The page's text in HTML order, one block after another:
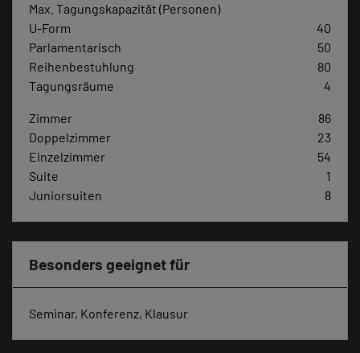
Max. Tagungskapazität (Personen)
U-Form
40
Parlamentarisch
50
Reihenbestuhlung
80
Tagungsräume
4
Zimmer
86
Doppelzimmer
23
Einzelzimmer
54
Suite
1
Juniorsuiten
8
Besonders geeignet für
Seminar, Konferenz, Klausur